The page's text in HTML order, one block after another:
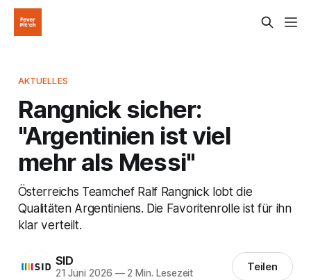
AKTUELLES
Rangnick sicher:
"Argentinien ist viel
mehr als Messi"
Österreichs Teamchef Ralf Rangnick lobt die
Qualitäten Argentiniens. Die Favoritenrolle ist für ihn
klar verteilt.
SID
21 Juni 2026 —2 Min. Lesezeit Teilen